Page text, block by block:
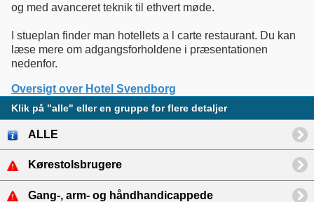
og med avanceret teknik til ethvert møde.
I stueplan finder man hotellets a l carte restaurant. Du kan
læse mere om adgangsforholdene i præsentationen
nedenfor.
Oversigt over Hotel Svendborg
Klik på "alle" eller en gruppe for flere detaljer
ALLE
Kørestolsbrugere
Gang-, arm- og håndhandicappede